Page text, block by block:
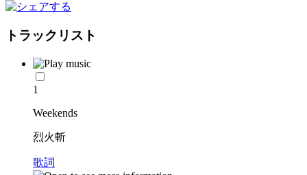
トラックリスト
1
Weekends
烈火斬
歌詞